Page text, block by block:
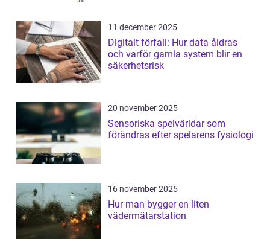
11 december 2025
Digitalt förfall: Hur data åldras
och varför gamla system blir en
säkerhetsrisk
20 november 2025
Sensoriska spelvärldar som
förändras efter spelarens fysiologi
16 november 2025
Hur man bygger en liten
vädermätarstation